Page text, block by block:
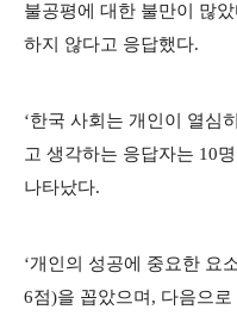
불공평에 대한 불만이 많
하지 않다고 응답했다.
‘한국 사회는 개인이 열심
고 생각하는 응답자는 10
나타났다.
‘개인의 성공에 중요한 요
6점)을 꼽았으며, 다음으